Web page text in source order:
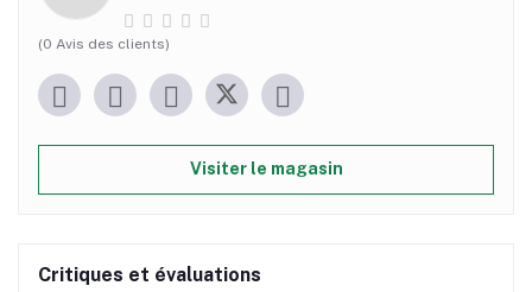
(0 Avis des clients)
Visiter le magasin
Critiques et évaluations